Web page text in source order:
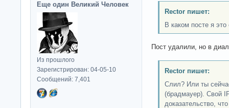
Еще один Великий Человек
Из прошлого
Зарегистрирован: 04-05-10
Сообщений: 7,401
Rector пишет:
В каком посте я это
Пост удалили, но в
Rector пишет:
Слил? Или ты
(брадмауер). Свой
доказательство,